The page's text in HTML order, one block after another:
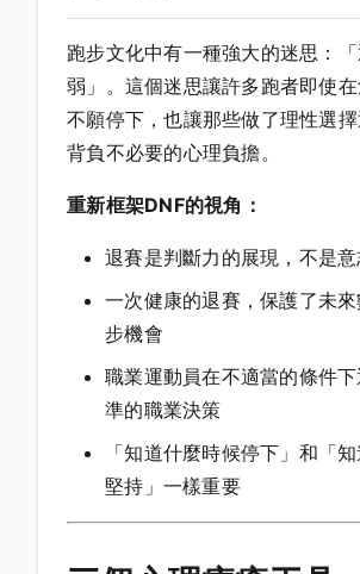
跑步文化中有一種強大的迷思：
弱」。這個迷思讓許多跑者即使
不願停下，也讓那些做了理性選
背負不必要的心理負擔。
重新框架DNF的視角：
退賽是判斷力的展現，不是
一次健康的退賽，保護了未
步機會
職業運動員在不適當的條件
準的職業決策
「知道什麼時候停下」和「
堅持」一樣重要